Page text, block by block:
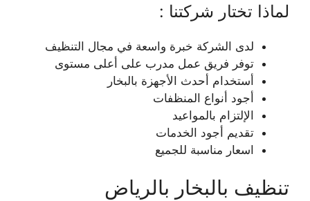
لماذا تختار شركتنا :
لدى الشركة خبرة واسعة في مجال التنظيف
توفر فريق عمل مدرب على أعلى مستوى
أستخدام أحدث الأجهزة بالبخار
أجود أنواع المنظفات
الإلتزام بالمواعيد
تقديم أجود الخدمات
اسعار مناسبة للجميع
تنظيف بالبخار بالرياض